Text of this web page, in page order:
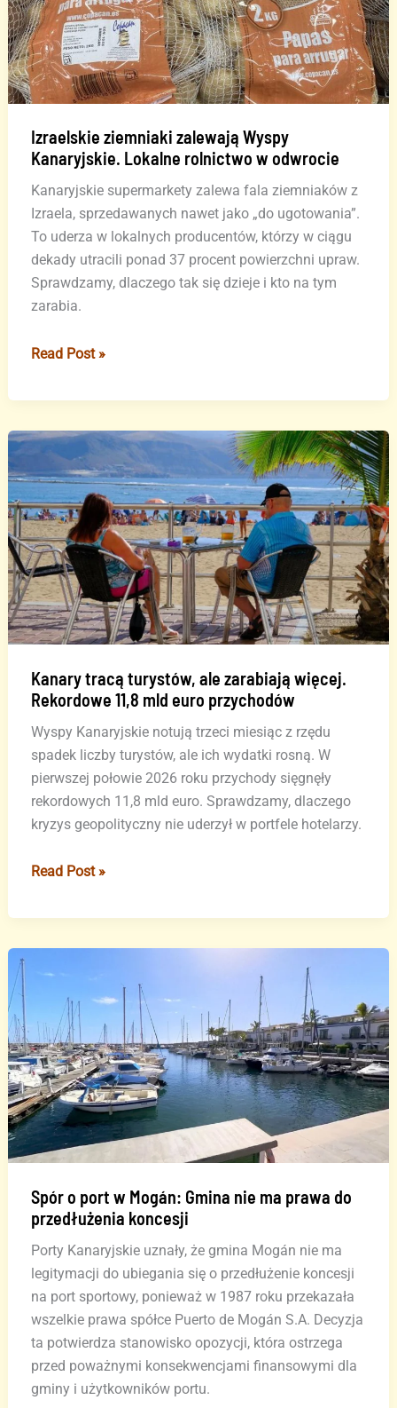
Izraelskie ziemniaki zalewają Wyspy
Kanaryjskie. Lokalne rolnictwo w odwrocie
Kanaryjskie supermarkety zalewa fala ziemniaków z
Izraela, sprzedawanych nawet jako „do ugotowania”.
To uderza w lokalnych producentów, którzy w ciągu
dekady utracili ponad 37 procent powierzchni upraw.
Sprawdzamy, dlaczego tak się dzieje i kto na tym
zarabia.
Izraelskie
zalewają
Kanaryjskie.
Lokalne
rolnictwo
w
odwrocie
Read Post »
Kanary tracą turystów, ale zarabiają więcej.
Rekordowe 11,8 mld euro przychodów
Wyspy Kanaryjskie notują trzeci miesiąc z rzędu
spadek liczby turystów, ale ich wydatki rosną. W
pierwszej połowie 2026 roku przychody sięgnęły
rekordowych 11,8 mld euro. Sprawdzamy, dlaczego
kryzys geopolityczny nie uderzył w portfele hotelarzy.
Kanary
turystów,
Rekordowe
11,8
mld
euro
przychodów
Read Post »
Spór o port w Mogán: Gmina nie ma prawa do
przedłużenia koncesji
Porty Kanaryjskie uznały, że gmina Mogán nie ma
legitymacji do ubiegania się o przedłużenie koncesji
na port sportowy, ponieważ w 1987 roku przekazała
wszelkie prawa spółce Puerto de Mogán S.A. Decyzja
ta potwierdza stanowisko opozycji, która ostrzega
przed poważnymi konsekwencjami finansowymi dla
gminy i użytkowników portu.